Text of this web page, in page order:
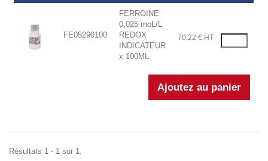
FE05290100
FERROINE
0,025 moL/L
REDOX
INDICATEUR
x 100ML
70,22 € HT
Résultats 1 - 1 sur 1.